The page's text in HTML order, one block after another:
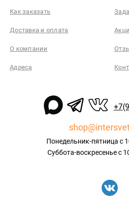
Как заказать
Доставка и оплата
О компании
Адреса
Понедельник-пятница с
Суббота-воскресенье с